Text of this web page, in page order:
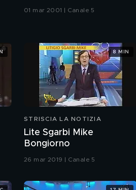
01 mar 2001 | Canale 5
STRISCIA LA NOTIZIA
Lite Sgarbi Mike
Bongiorno
26 mar 2019 | Canale 5
8 MIN